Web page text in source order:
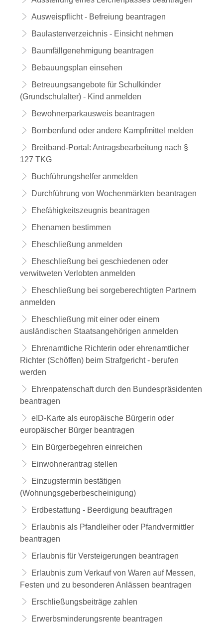
Ausweispflicht - Befreiung beantragen
Baulastenverzeichnis - Einsicht nehmen
Baumfällgenehmigung beantragen
Bebauungsplan einsehen
Betreuungsangebote für Schulkinder
(Grundschulalter) - Kind anmelden
Bewohnerparkausweis beantragen
Bombenfund oder andere Kampfmittel melden
Breitband-Portal: Antragsbearbeitung nach §
127 TKG
Buchführungshelfer anmelden
Durchführung von Wochenmärkten beantragen
Ehefähigkeitszeugnis beantragen
Ehenamen bestimmen
Eheschließung anmelden
Eheschließung bei geschiedenen oder
verwitweten Verlobten anmelden
Eheschließung bei sorgeberechtigten Partnern
anmelden
Eheschließung mit einer oder einem
ausländischen Staatsangehörigen anmelden
Ehrenamtliche Richterin oder ehrenamtlicher
Richter (Schöffen) beim Strafgericht - berufen
werden
Ehrenpatenschaft durch den Bundespräsidenten
beantragen
eID-Karte als europäische Bürgerin oder
europäischer Bürger beantragen
Ein Bürgerbegehren einreichen
Einwohnerantrag stellen
Einzugstermin bestätigen
(Wohnungsgeberbescheinigung)
Erdbestattung - Beerdigung beauftragen
Erlaubnis als Pfandleiher oder Pfandvermittler
beantragen
Erlaubnis für Versteigerungen beantragen
Erlaubnis zum Verkauf von Waren auf Messen,
Festen und zu besonderen Anlässen beantragen
Erschließungsbeiträge zahlen
Erwerbsminderungsrente beantragen